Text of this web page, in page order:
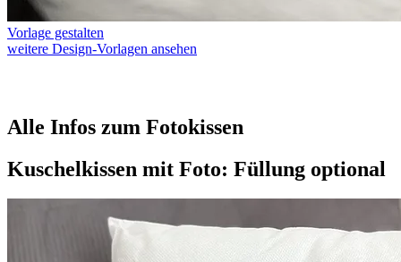
Vorlage gestalten
weitere Design-Vorlagen ansehen
Alle Infos zum Fotokissen
Kuschelkissen mit Foto: Füllung optional